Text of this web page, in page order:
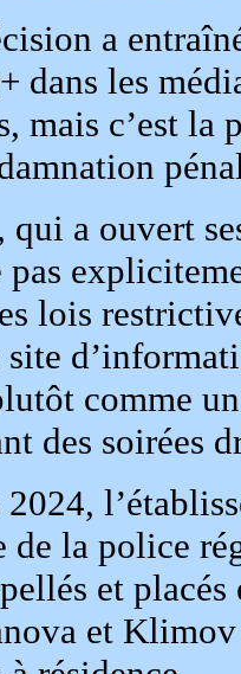
a
dans les
mais c’est la
qui a ouvert
pas
lois
site
comme
des soirées
2024,
de la police
et
et